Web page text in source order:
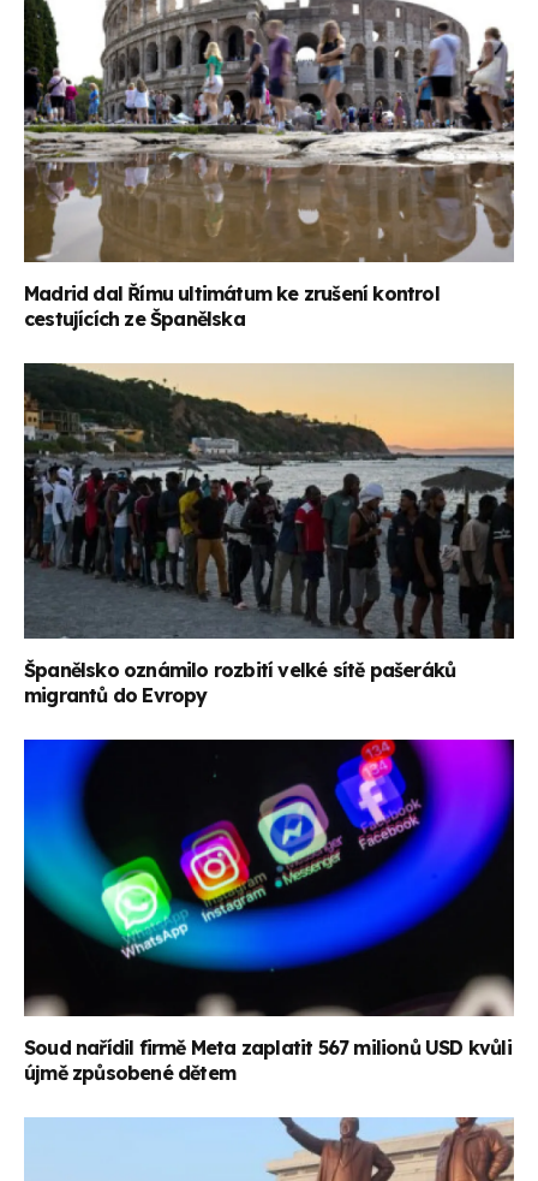
Madrid dal Římu ultimátum ke zrušení kontrol
cestujících ze Španělska
Španělsko oznámilo rozbití velké sítě pašeráků
migrantů do Evropy
Soud nařídil firmě Meta zaplatit 567 milionů USD kvůli
újmě způsobené dětem